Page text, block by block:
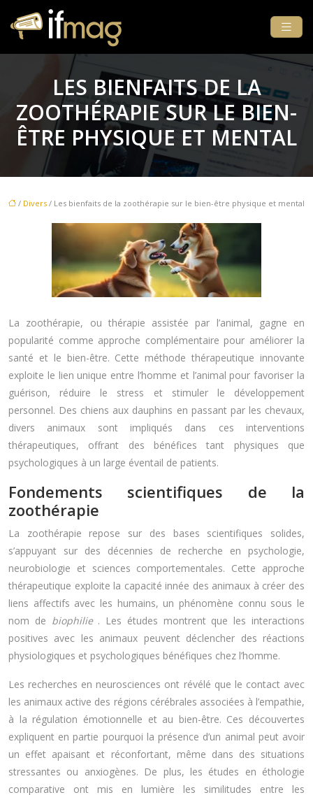
LES BIENFAITS DE LA
ZOOTHÉRAPIE SUR LE BIEN-
ÊTRE PHYSIQUE ET MENTAL
/ Divers / Les bienfaits de la zoothérapie sur le bien-être physique et mental
La zoothérapie, ou thérapie assistée par l’animal, gagne en
popularité comme approche complémentaire pour améliorer la
santé et le bien-être. Cette méthode thérapeutique innovante
exploite le lien unique entre l’homme et l’animal pour favoriser la
guérison, réduire le stress et stimuler le développement
personnel. Des chiens aux dauphins en passant par les chevaux,
divers animaux sont impliqués dans ces interventions
thérapeutiques, offrant des bénéfices tant physiques que
psychologiques à un large éventail de patients.
Fondements scientifiques de la
zoothérapie
La zoothérapie repose sur des bases scientifiques solides,
s’appuyant sur des décennies de recherche en psychologie,
neurobiologie et sciences comportementales. Cette approche
thérapeutique exploite la capacité innée des animaux à créer des
liens affectifs avec les humains, un phénomène connu sous le
nom de biophilie . Les études montrent que les interactions
positives avec les animaux peuvent déclencher des réactions
physiologiques et psychologiques bénéfiques chez l’homme.
Les recherches en neurosciences ont révélé que le contact avec
les animaux active des régions cérébrales associées à l’empathie,
à la régulation émotionnelle et au bien-être. Ces découvertes
expliquent en partie pourquoi la présence d’un animal peut avoir
un effet apaisant et réconfortant, même dans des situations
stressantes ou anxiogènes. De plus, les études en éthologie
comparative ont mis en lumière les similitudes entre les